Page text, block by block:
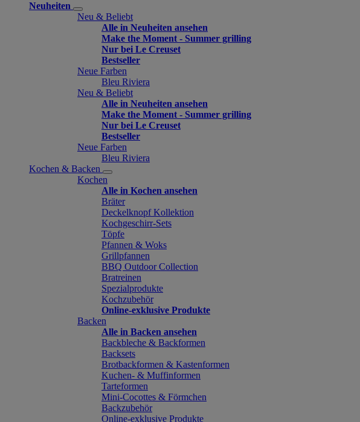
Neuheiten
Neu & Beliebt
Alle in Neuheiten ansehen
Make the Moment - Summer grilling
Nur bei Le Creuset
Bestseller
Neue Farben
Bleu Riviera
Neu & Beliebt
Alle in Neuheiten ansehen
Make the Moment - Summer grilling
Nur bei Le Creuset
Bestseller
Neue Farben
Bleu Riviera
Kochen & Backen
Kochen
Alle in Kochen ansehen
Bräter
Deckelknopf Kollektion
Kochgeschirr-Sets
Töpfe
Pfannen & Woks
Grillpfannen
BBQ Outdoor Collection
Bratreinen
Spezialprodukte
Kochzubehör
Online-exklusive Produkte
Backen
Alle in Backen ansehen
Backbleche & Backformen
Backsets
Brotbackformen & Kastenformen
Kuchen- & Muffinformen
Tarteformen
Mini-Cocottes & Förmchen
Backzubehör
Online-exklusive Produkte